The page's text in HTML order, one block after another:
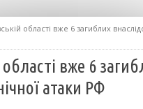
області вже 6 загиблих
області вже 6
атаки РФ